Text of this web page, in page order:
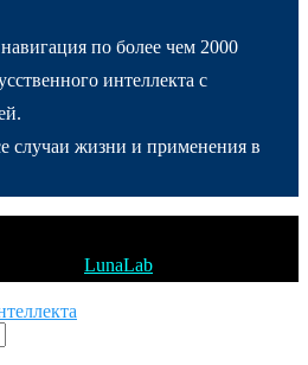
по более чем 2000
интеллекта с
случаи жизни и применения в
LunaLab